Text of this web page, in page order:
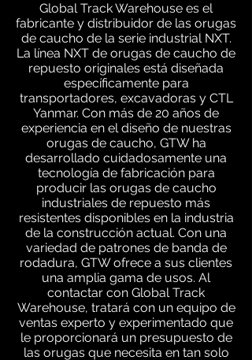
Global Track Warehouse es el
fabricante y distribuidor de las orugas
de caucho de la serie industrial NXT.
La línea NXT de orugas de caucho de
repuesto originales está diseñada
específicamente para
transportadores, excavadoras y CTL
Yanmar. Con más de 20 años de
experiencia en el diseño de nuestras
orugas de caucho, GTW ha
desarrollado cuidadosamente una
tecnología de fabricación para
producir las orugas de caucho
industriales de repuesto más
resistentes disponibles en la industria
de la construcción actual. Con una
variedad de patrones de banda de
rodadura, GTW ofrece a sus clientes
una amplia gama de usos. Al
contactar con Global Track
Warehouse, tratará con un equipo de
ventas experto y experimentado que
le proporcionará un presupuesto de
las orugas que necesita en tan solo